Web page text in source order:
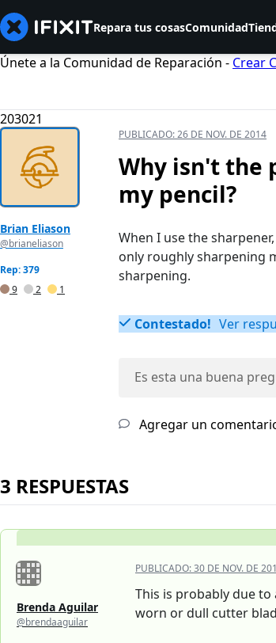
Repara tus cosasComunidad
Únete a la Comunidad de Reparación - Crear
203021
Brian Eliason
@brianeliason
Rep: 379
9
2 1
PUBLICADO:26 DE NOV. DE 2014
Why isn't the
my pencil?
When I use the
only roughly sharpening
sharpening.
Contestado! Ver
Es esta una buena
Agregar un
3 RESPUESTAS
Brenda Aguilar
@brendaaguilar
PUBLICADO:30 DE NOV. DE
This is probably due
worn or dull cutter